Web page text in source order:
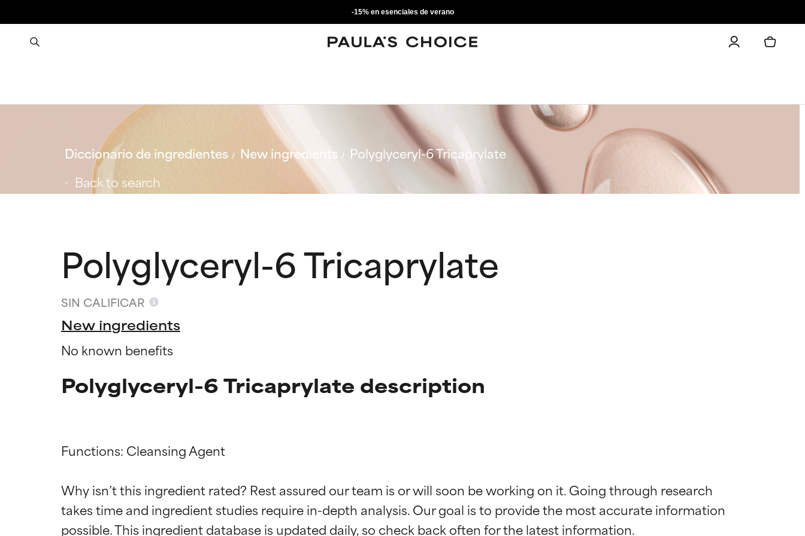
-15% en esenciales de verano
Diccionario de ingredientes New ingredients
Polyglyceryl-6 Tricaprylate
Back to search
Polyglyceryl-6 Tricaprylate
SIN CALIFICAR
New ingredients
No known benefits
Polyglyceryl-6 Tricaprylate description
Functions: Cleansing Agent
Why isn’t this ingredient rated? Rest assured our team is or will soon be working on it. Going through research
takes time and ingredient studies require in-depth analysis. Our goal is to provide the most accurate information
EXCELENTE
Ingrediente sobresaliente con beneficios reales para la piel. Su eficacia está demostrada y
EXCELENTE
Ingrediente sobresaliente con beneficios reales para la piel. Su eficacia está demostrada y